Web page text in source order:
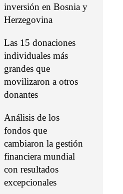
inversión en Bosnia y
Herzegovina
Las 15 donaciones
individuales más
grandes que
movilizaron a otros
donantes
Análisis de los
fondos que
cambiaron la gestión
financiera mundial
con resultados
excepcionales